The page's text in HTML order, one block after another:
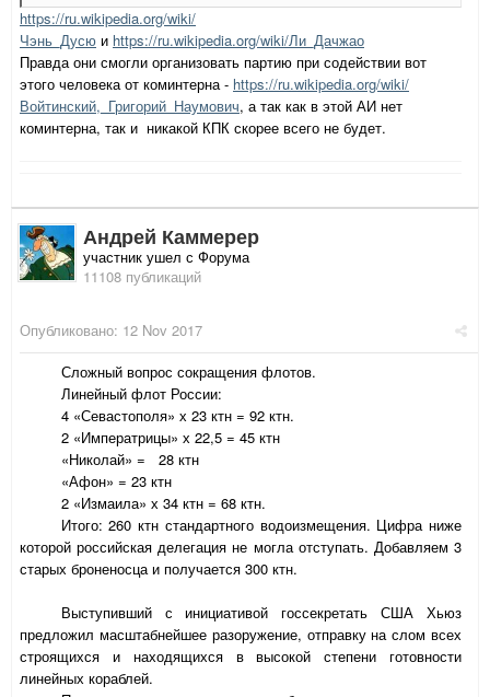
https://ru.wikipedia.org/wiki/
Чэнь_Дусю и https://ru.wikipedia.org/wiki/Ли_Дачжао
Правда они смогли организовать партию при содействии вот
этого человека от коминтерна - https://ru.wikipedia.org/wiki/
Войтинский,_Григорий_Наумович, а так как в этой АИ нет
коминтерна, так и никакой КПК скорее всего не будет.
Андрей Каммерер
участник ушел с Форума
11108 публикаций
Опубликовано: 12 Nov 2017
Сложный вопрос сокращения флотов.
Линейный флот России:
4 «Севастополя» х 23 ктн = 92 ктн.
2 «Императрицы» х 22,5 = 45 ктн
«Николай» = 28 ктн
«Афон» = 23 ктн
2 «Измаила» х 34 ктн = 68 ктн.
Итого: 260 ктн стандартного водоизмещения. Цифра ниже
которой российская делегация не могла отступать. Добавляем 3
старых броненосца и получается 300 ктн.
Выступивший с инициативой госсекретать США Хьюз
предложил масштабнейшее разоружение, отправку на слом всех
строящихся и находящихся в высокой степени готовности
линейных кораблей.